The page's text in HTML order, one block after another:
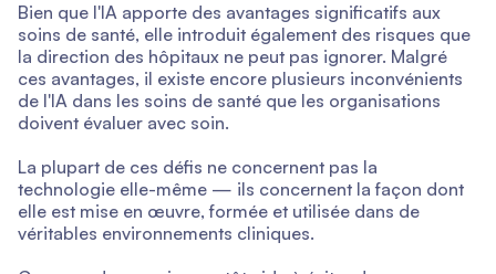
Bien que l'IA apporte des avantages significatifs aux
soins de santé, elle introduit également des risques que
la direction des hôpitaux ne peut pas ignorer. Malgré
ces avantages, il existe encore plusieurs inconvénients
de l'IA dans les soins de santé que les organisations
doivent évaluer avec soin.
La plupart de ces défis ne concernent pas la
technologie elle-même — ils concernent la façon dont
elle est mise en œuvre, formée et utilisée dans de
véritables environnements cliniques.